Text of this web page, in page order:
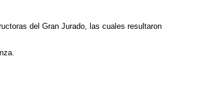
del Gran Jurado, las cuales resultaron